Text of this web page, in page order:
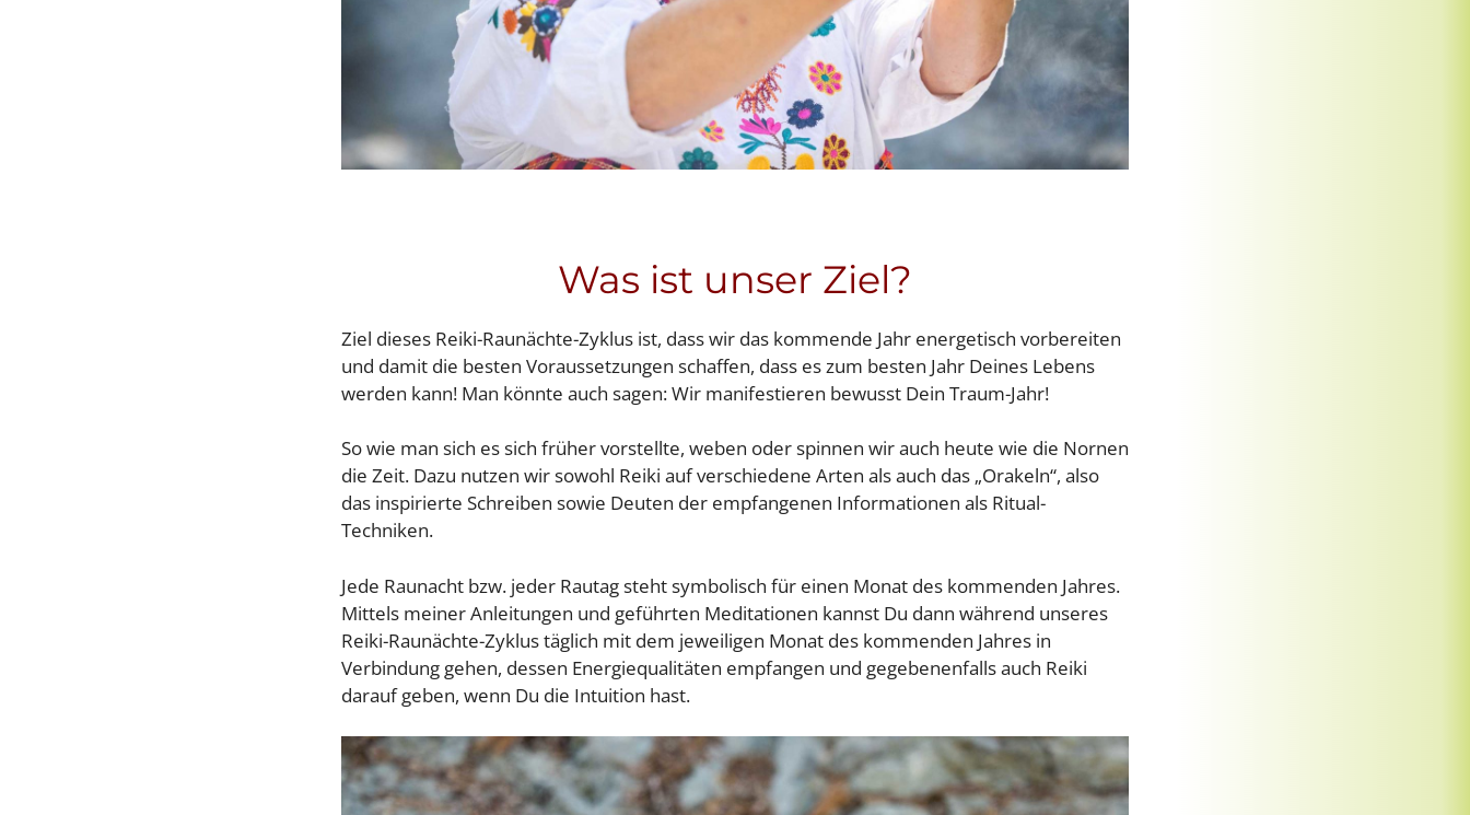
Was ist unser Ziel?
Ziel dieses Reiki-Raunächte-Zyklus ist, dass wir das kommende Jahr energetisch vorbereiten
und damit die besten Voraussetzungen schaffen, dass es zum besten Jahr Deines Lebens
werden kann! Man könnte auch sagen: Wir manifestieren bewusst Dein Traum-Jahr!
So wie man sich es sich früher vorstellte, weben oder spinnen wir auch heute wie die Nornen
die Zeit. Dazu nutzen wir sowohl Reiki auf verschiedene Arten als auch das „Orakeln“, also
das inspirierte Schreiben sowie Deuten der empfangenen Informationen als Ritual-
Techniken.
Jede Raunacht bzw. jeder Rautag steht symbolisch für einen Monat des kommenden Jahres.
Mittels meiner Anleitungen und geführten Meditationen kannst Du dann während unseres
Reiki-Raunächte-Zyklus täglich mit dem jeweiligen Monat des kommenden Jahres in
Verbindung gehen, dessen Energiequalitäten empfangen und gegebenenfalls auch Reiki
darauf geben, wenn Du die Intuition hast.